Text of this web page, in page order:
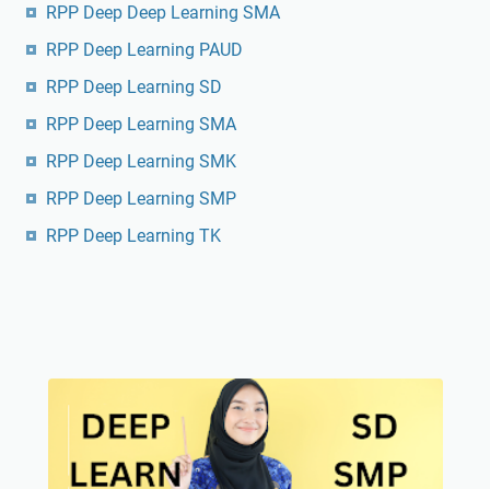
RPP Deep Deep Learning SMA
RPP Deep Learning PAUD
RPP Deep Learning SD
RPP Deep Learning SMA
RPP Deep Learning SMK
RPP Deep Learning SMP
RPP Deep Learning TK